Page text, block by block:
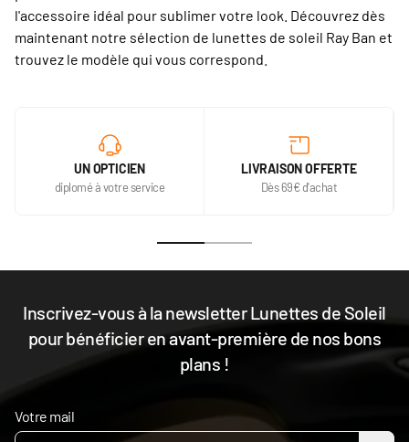
l'accessoire idéal pour sublimer votre look. Découvrez dès
maintenant notre sélection de lunettes de soleil Ray Ban et
trouvez le modèle qui vous correspond.
UN OPTICIEN
diplomé à votre service
LIVRAISON OFFERTE
Dès 69€ d'achat
Inscrivez-vous à la newsletter Lunettes de Soleil
pour bénéficier en avant-première de nos bons
plans !
Votre mail